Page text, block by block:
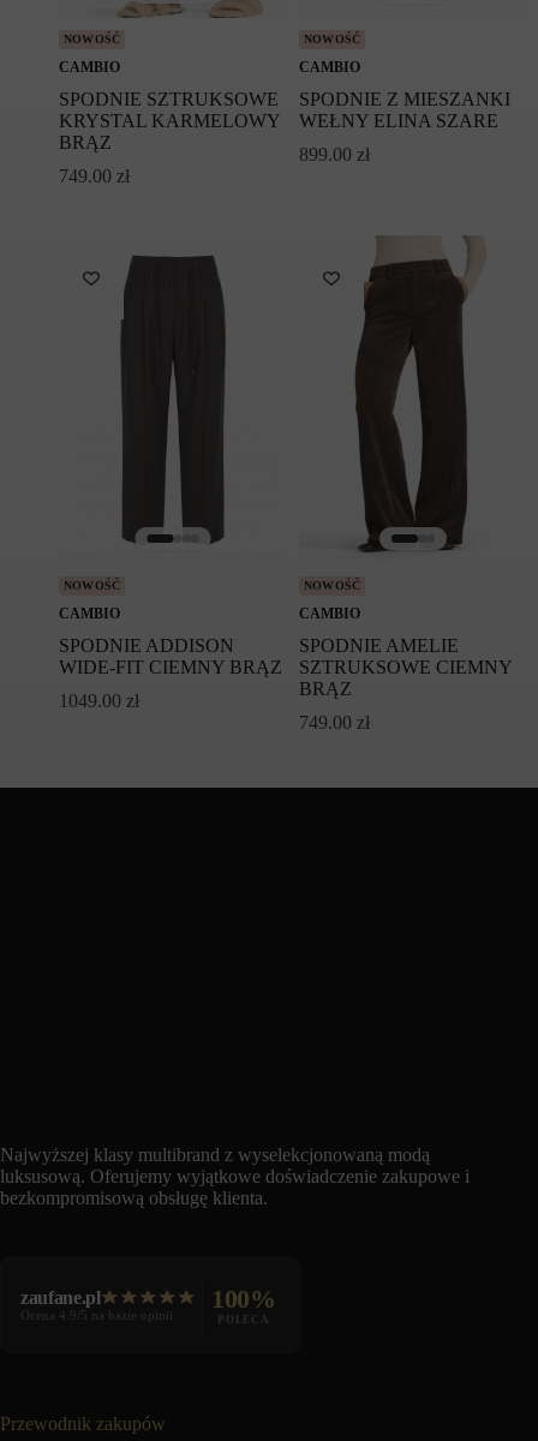
NOWOŚĆ
CAMBIO
SPODNIE SZTRUKSOWE
KRYSTAL KARMELOWY
BRĄZ
749.00 zł
NOWOŚĆ
CAMBIO
SPODNIE Z MIESZANKI
WEŁNY ELINA SZARE
899.00 zł
NOWOŚĆ
CAMBIO
SPODNIE ADDISON
WIDE-FIT CIEMNY BRĄZ
1049.00 zł
NOWOŚĆ
CAMBIO
SPODNIE AMELIE
SZTRUKSOWE CIEMNY
BRĄZ
749.00 zł
Najwyższej klasy multibrand z wyselekcjonowaną modą
luksusową. Oferujemy wyjątkowe doświadczenie zakupowe i
bezkompromisową obsługę klienta.
zaufane.pl
Ocena 4.9/5 na bazie opinii
100%
POLECA
Przewodnik zakupów